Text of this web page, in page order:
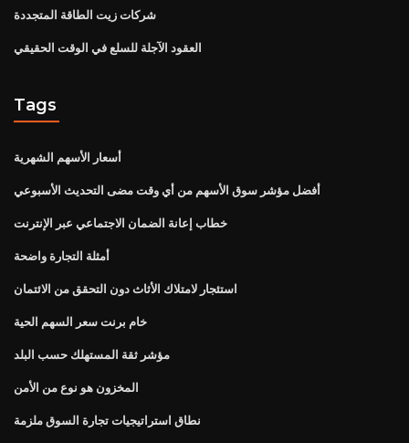
شركات زيت الطاقة المتجددة
العقود الآجلة للسلع في الوقت الحقيقي
Tags
أسعار الأسهم الشهرية
أفضل مؤشر سوق الأسهم من أي وقت مضى التحديث الأسبوعي
خطاب إعانة الضمان الاجتماعي عبر الإنترنت
أمثلة التجارة واضحة
استئجار لامتلاك الأثاث دون التحقق من الائتمان
خام برنت سعر السهم الحية
مؤشر ثقة المستهلك حسب البلد
المخزون هو نوع من الأمن
نطاق استراتيجيات تجارة السوق ملزمة